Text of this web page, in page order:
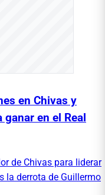
en Chivas y
en el Real
de Chivas para liderar
la derrota de Guillermo